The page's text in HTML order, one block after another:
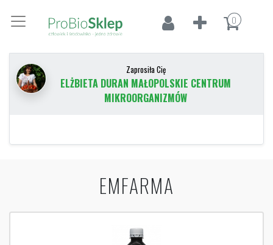
0
Zaprosiła Cię
ELŻBIETA DURAN MAŁOPOLSKIE CENTRUM
MIKROORGANIZMÓW
EMFARMA